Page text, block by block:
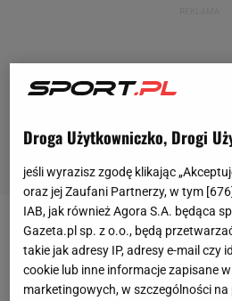
DlaLewisa Hamiltonasezon
udanych. Brytyjczyk tylko w
rozegranych dotychczas
Droga Użytkowniczko, Drogi
jeśli wyrazisz zgodę klikając
oraz jej Zaufani Partnerzy, w tym [676
IAB, jak również Agora S.A. będąca
Gazeta.pl sp. z o.o., będą
takie jak adresy IP, adresy e-mail czy
cookie lub inne informacje zapisane
marketingowych, w szczególności